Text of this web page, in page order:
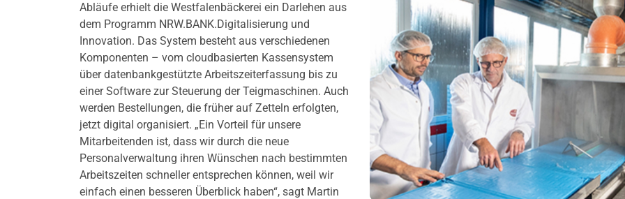
Abläufe erhielt die Westfalenbäckerei ein Darlehen aus
dem Programm NRW.BANK.Digitalisierung und
Innovation. Das System besteht aus verschiedenen
Komponenten – vom cloudbasierten Kassensystem
über datenbankgestützte Arbeitszeiterfassung bis zu
einer Software zur Steuerung der Teigmaschinen. Auch
werden Bestellungen, die früher auf Zetteln erfolgten,
jetzt digital organisiert. „Ein Vorteil für unsere
Mitarbeitenden ist, dass wir durch die neue
Personalverwaltung ihren Wünschen nach bestimmten
Arbeitszeiten schneller entsprechen können, weil wir
einfach einen besseren Überblick haben“, sagt Martin